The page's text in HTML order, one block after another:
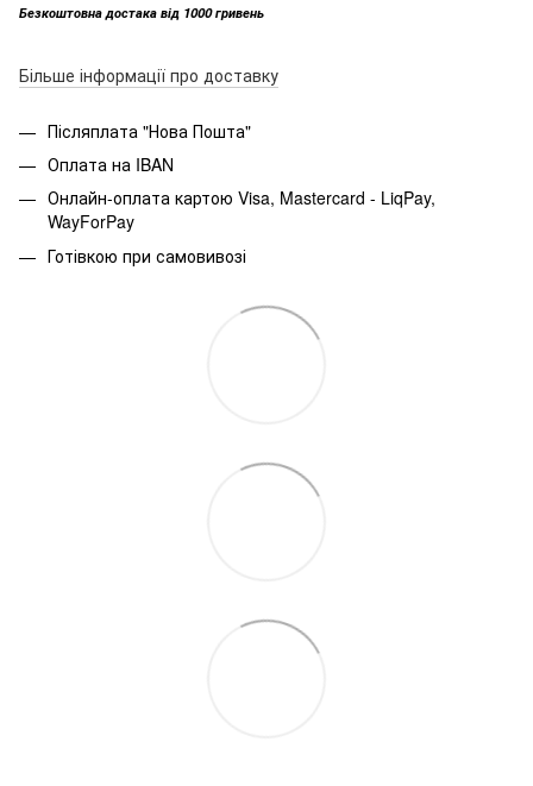
Безкоштовна достака від 1000 гривень
Більше інформації про доставку
Післяплата "Нова Пошта"
Оплата на IBAN
Онлайн-оплата картою Visa, Mastercard - LiqPay,
WayForPay
Готівкою при самовивозі